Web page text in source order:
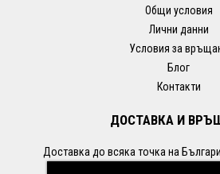
Общи условия
Лични данни
Условия за
Блог
Контакти
ДОСТАВКА И
Доставка до всяка точка на